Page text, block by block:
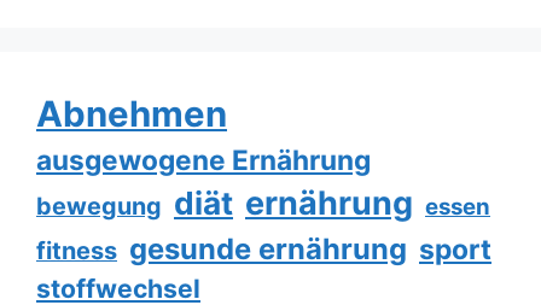
Abnehmen
ausgewogene Ernährung
bewegung diät ernährung essen
fitness gesunde ernährung sport
stoffwechsel